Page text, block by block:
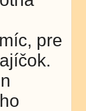
pre